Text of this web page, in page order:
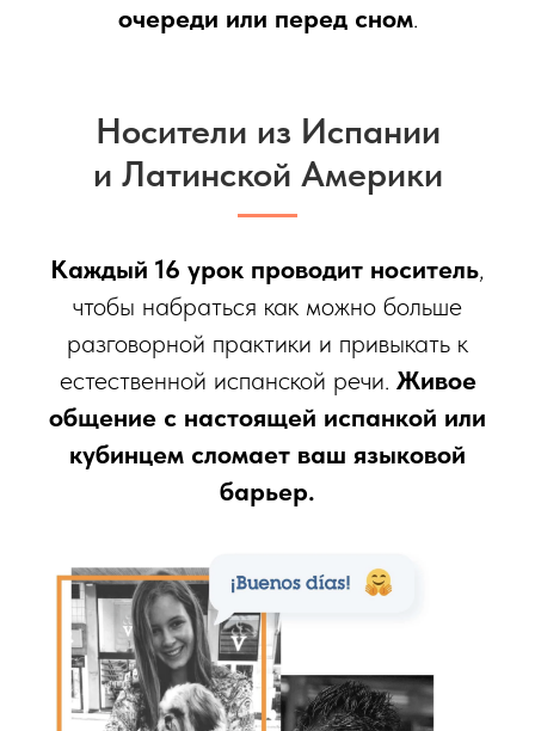
очереди или перед сном.
Носители из Испании
и Латинской Америки
Каждый 16 урок проводит носитель,
чтобы набраться как можно больше
разговорной практики и привыкать к
естественной испанской речи. Живое
общение с настоящей испанкой или
кубинцем сломает ваш языковой
барьер.